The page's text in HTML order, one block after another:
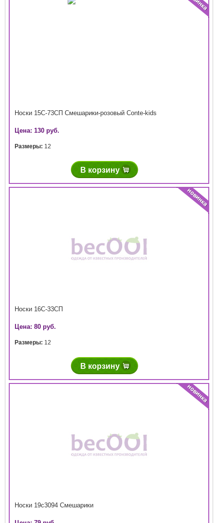
Носки 15С-73СП Смешарики-розовый Conte-kids
Цена: 130 руб.
Размеры: 12
В корзину
Носки 16С-33СП
Цена: 80 руб.
Размеры: 12
В корзину
Носки 19с3094 Смешарики